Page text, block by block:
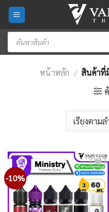
Skip
content
Products
search
หน้าหลัก / สินค้าที่
-10%
Add
to
wishlist